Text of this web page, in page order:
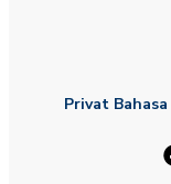
Privat